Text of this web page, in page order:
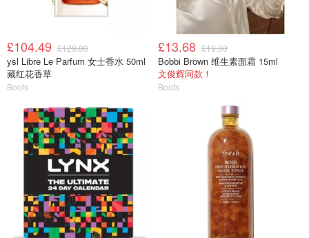
£104.49 £129.00
ysl Libre Le Parfum 女士香水 50ml
藏红花香草
Boots
£13.68 £19.00
Bobbi Brown 维生素面霜 15ml
文俊辉同款！
Boots